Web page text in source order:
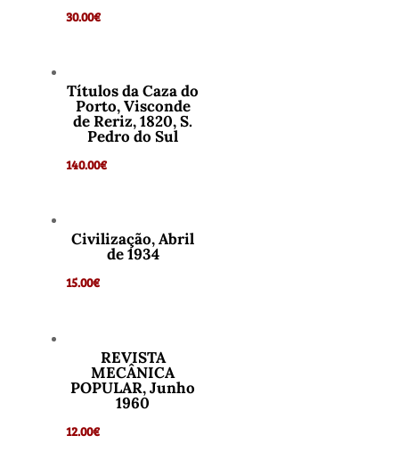
30.00€
Títulos da Caza do
Porto, Visconde
de Reriz, 1820, S.
Pedro do Sul
140.00€
Civilização, Abril
de 1934
15.00€
REVISTA
MECÂNICA
POPULAR, Junho
1960
12.00€